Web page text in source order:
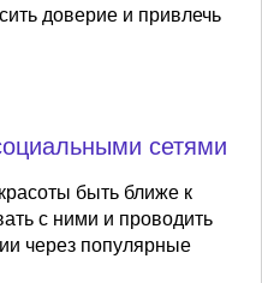
доверие и привлечь
сетями
быть ближе к
с ними и проводить
через популярные